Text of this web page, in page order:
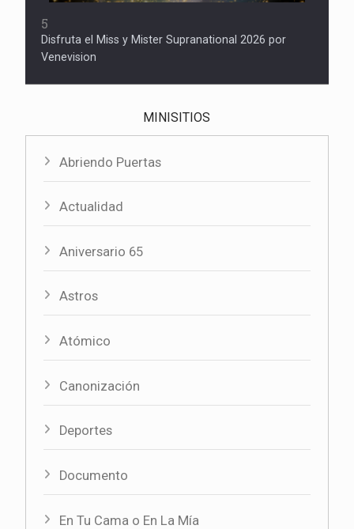
5
Disfruta el Miss y Mister Supranational 2026 por
Venevision
MINISITIOS
Abriendo Puertas
Actualidad
Aniversario 65
Astros
Atómico
Canonización
Deportes
Documento
En Tu Cama o En La Mía